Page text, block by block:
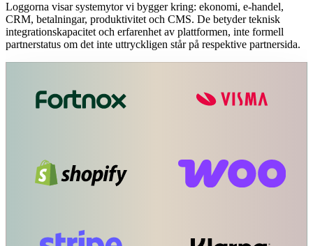
Loggorna visar systemytor vi bygger kring: ekonomi, e-handel,
CRM, betalningar, produktivitet och CMS. De betyder teknisk
integrationskapacitet och erfarenhet av plattformen, inte formell
partnerstatus om det inte uttryckligen står på respektive partnersida.